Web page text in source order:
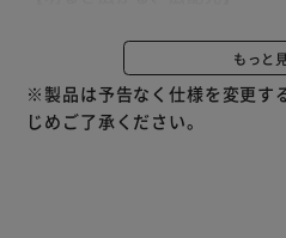
確認作業にも最適な自然光に近
【クリップで挟むだけの簡単設
板材は最大約60mm、ポールは
もっと
※製品は予告なく仕様を変更す
じめご了承ください。